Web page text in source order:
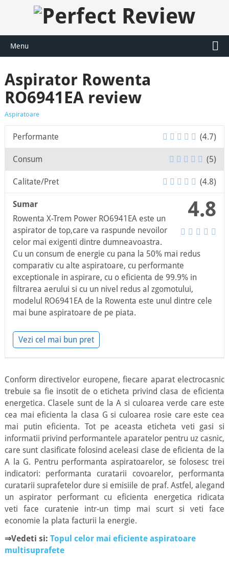
Menu
Aspirator Rowenta
RO6941EA review
Aspiratoare
Performante (4.7)
Consum (5)
Calitate/Pret (4.8)
4.8
Sumar
Rowenta X-Trem Power RO6941EA este un
aspirator de top,care va raspunde nevoilor
celor mai exigenti dintre dumneavoastra.
Cu un consum de energie cu pana la 50% mai redus
comparativ cu alte aspiratoare, cu performante
exceptionale in aspirare, cu o eficienta de 99.9% in
filtrarea aerului si cu un nivel redus al zgomotului,
modelul RO6941EA de la Rowenta este unul dintre cele
mai bune aspiratoare de pe piata.
Vezi cel mai bun pret
Conform directivelor europene, fiecare aparat electrocasnic
trebuie sa fie insotit de o eticheta privind clasa de eficienta
energetica. Clasele sunt de la A si culoarea verde care este
cea mai eficienta la clasa G si culoarea rosie care este cea
mai putin eficienta. Tot pe aceasta eticheta veti gasi si
informatii privind performantele aparatelor pentru uz casnic,
care sunt clasificate folosind aceleasi clase de eficienta de la
A la G. Pentru performanta aspiratoarelor, se folosesc trei
indicatori: performanta curatarii covoarelor, performanta
curatarii suprafetelor dure si emisiile de praf. Astfel, alegand
un aspirator performant cu eficienta energetica ridicata
veti face curatenie intr-un timp mai scurt si veti face
economie la plata facturii la energie.
⇒Vedeti si: Topul celor mai eficiente aspiratoare
multisuprafete